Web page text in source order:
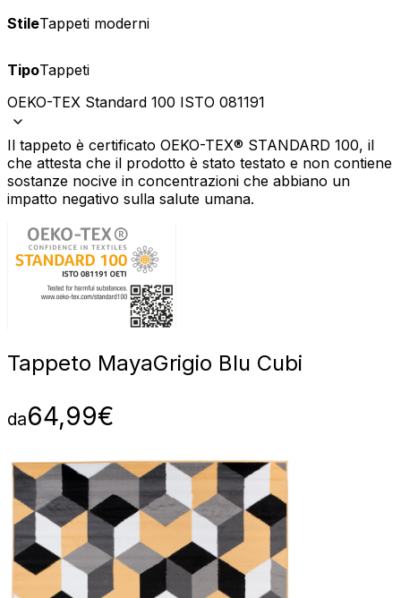
StileTappeti moderni
TipoTappeti
OEKO-TEX Standard 100 ISTO 081191
Il tappeto è certificato OEKO-TEX® STANDARD 100, il
che attesta che il prodotto è stato testato e non contiene
sostanze nocive in concentrazioni che abbiano un
impatto negativo sulla salute umana.
Tappeto MayaGrigio Blu Cubi
da64,99€